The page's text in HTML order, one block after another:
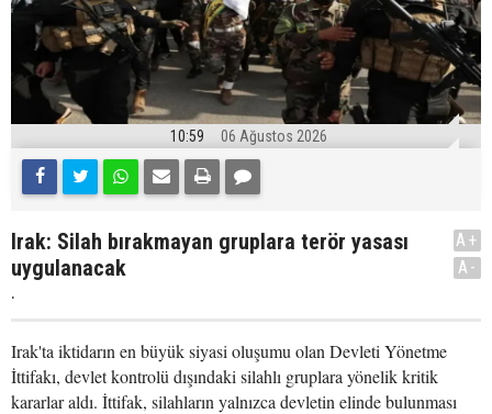
10:59 06 Ağustos 2026
Irak: Silah bırakmayan gruplara terör yasası
uygulanacak
.
A+
A-
Irak'ta iktidarın en büyük siyasi oluşumu olan Devleti Yönetme
İttifakı, devlet kontrolü dışındaki silahlı gruplara yönelik kritik
kararlar aldı. İttifak, silahların yalnızca devletin elinde bulunması